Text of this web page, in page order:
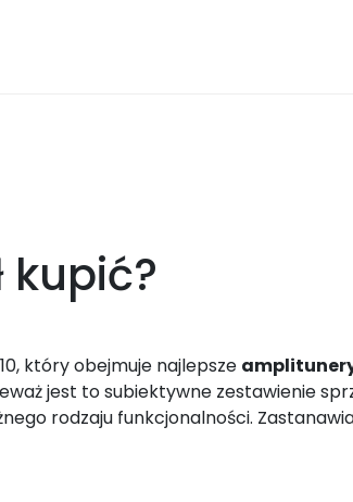
kupić?
który obejmuje najlepsze
jest to subiektywne zestawienie
rodzaju funkcjonalności.